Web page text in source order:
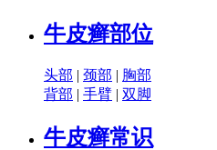
牛皮癣部位
头部 | 颈部 | 胸部
背部 | 手臂 | 双脚
牛皮癣常识